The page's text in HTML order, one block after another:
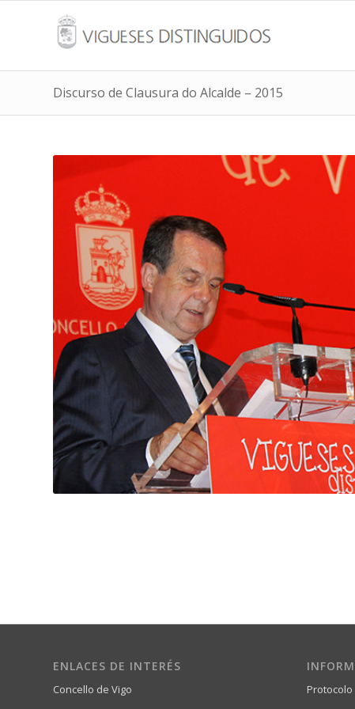
Discurso de Clausura do Alcalde – 2015
ENLACES DE INTERÉS
Concello de Vigo
Protocolo